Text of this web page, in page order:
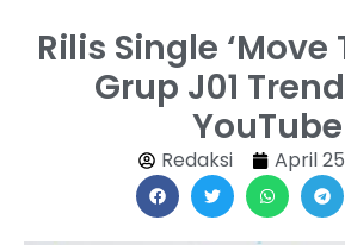
Rilis Single ‘Move
Grup J01
YouTube
Redaksi April